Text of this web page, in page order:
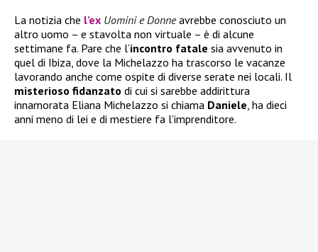
La notizia che l’ex Uomini e Donneavrebbe conosciuto un
altro uomo – e stavolta non virtuale – è di alcune
settimane fa. Pare che l’incontro fatale sia avvenuto in
quel di Ibiza, dove la Michelazzo ha trascorso le vacanze
lavorando anche come ospite di diverse serate nei locali. Il
misterioso fidanzato di cui si sarebbe addirittura
innamorata Eliana Michelazzo si chiama Daniele, ha dieci
anni meno di lei e di mestiere fa l’imprenditore.